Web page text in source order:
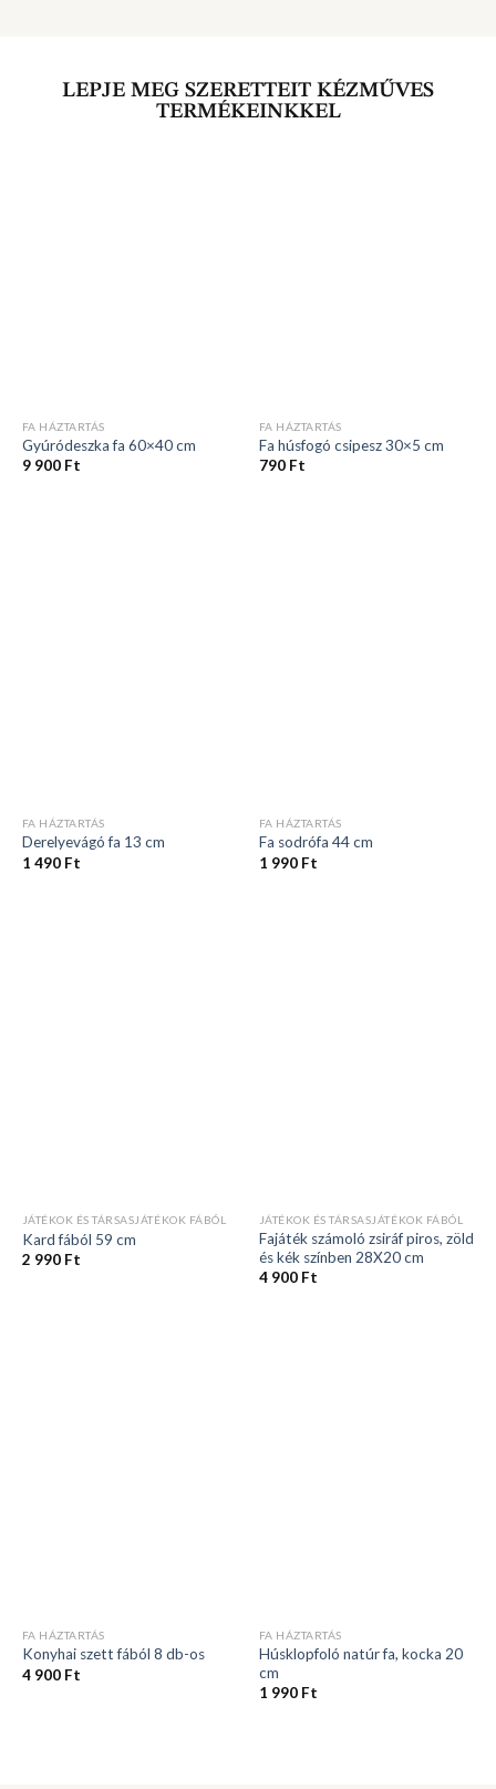
LEPJE MEG SZERETTEIT KÉZMŰVES
TERMÉKEINKKEL
FA HÁZTARTÁS
Gyúródeszka fa 60×40 cm
9 900 Ft
FA HÁZTARTÁS
Fa húsfogó csipesz 30×5 cm
790 Ft
FA HÁZTARTÁS
Derelyevágó fa 13 cm
1 490 Ft
FA HÁZTARTÁS
Fa sodrófa 44 cm
1 990 Ft
JÁTÉKOK ÉS TÁRSASJÁTÉKOK FÁBÓL
Kard fából 59 cm
2 990 Ft
JÁTÉKOK ÉS TÁRSASJÁTÉKOK FÁBÓL
Fajáték számoló zsiráf piros, zöld
és kék színben 28X20 cm
4 900 Ft
FA HÁZTARTÁS
Konyhai szett fából 8 db-os
4 900 Ft
FA HÁZTARTÁS
Húsklopfoló natúr fa, kocka 20
cm
1 990 Ft